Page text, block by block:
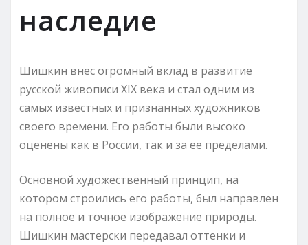
наследие
Шишкин внес огромный вклад в развитие
русской живописи XIX века и стал одним из
самых известных и признанных художников
своего времени. Его работы были высоко
оценены как в России, так и за ее пределами.
Основной художественный принцип, на
котором строились его работы, был направлен
на полное и точное изображение природы.
Шишкин мастерски передавал оттенки и